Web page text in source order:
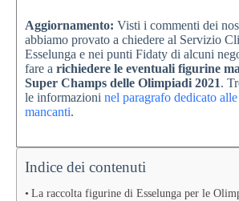
Aggiornamento: Visti i commenti dei
abbiamo provato a chiedere al Servizio
Esselunga e nei punti Fidaty di alcuni
fare a richiedere le eventuali figurine
Super Champs delle Olimpiadi 2021.
le informazioni nel paragrafo dedicato
mancanti.
Indice dei contenuti
La raccolta figurine di Esselunga per le